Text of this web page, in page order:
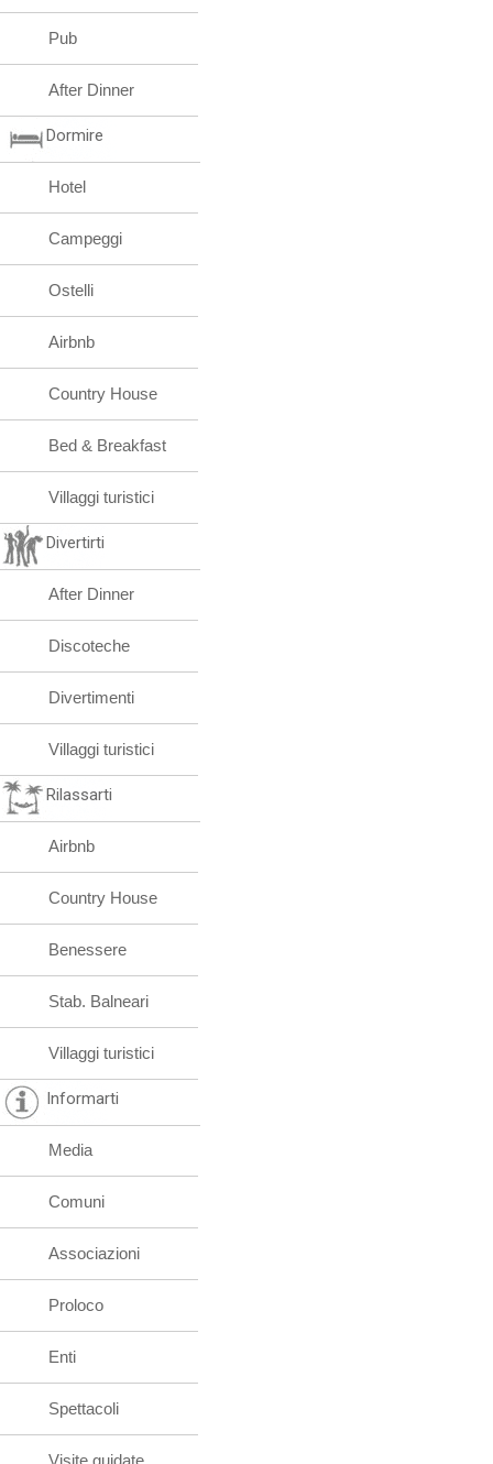
Pub
After Dinner
Dormire
Hotel
Campeggi
Ostelli
Airbnb
Country House
Bed & Breakfast
Villaggi turistici
Divertirti
After Dinner
Discoteche
Divertimenti
Villaggi turistici
Rilassarti
Airbnb
Country House
Benessere
Stab. Balneari
Villaggi turistici
Informarti
Media
Comuni
Associazioni
Proloco
Enti
Spettacoli
Visite guidate